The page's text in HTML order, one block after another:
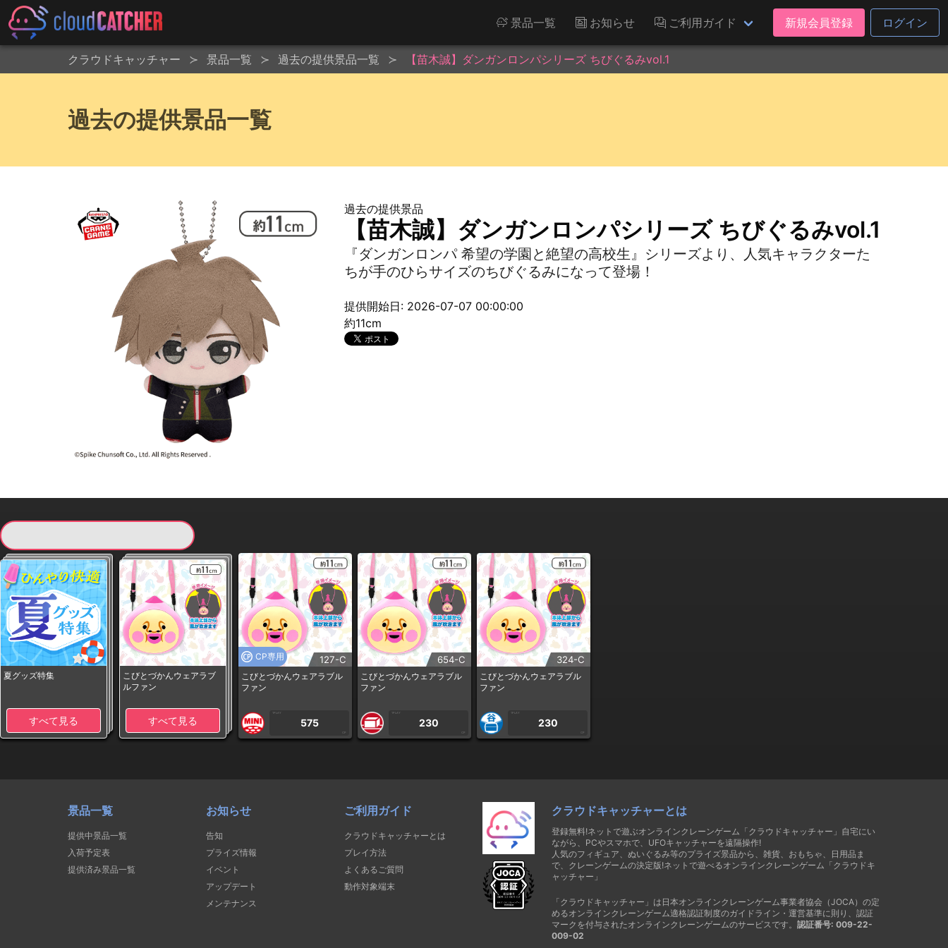
景品一覧 お知らせ ご利用ガイド 新規会員登録 ログイン
クラウドキャッチャー 景品一覧 過去の提供景品一覧 【苗木誠】ダンガンロンパシリーズ ちびぐるみvol.1
過去の提供景品一覧
過去の提供景品
【苗木誠】ダンガンロンパシリーズ ちびぐるみvol.1
『ダンガンロンパ 希望の学園と絶望の高校生』シリーズより、人気キャラクターた
ちが手のひらサイズのちびぐるみになって登場！
提供開始日: 2026-07-07 00:00:00
約11cm
夏グッズ特集
すべて見る
こびとづかんウェアラブ
ルファン
すべて見る
CP専用 127-C
こびとづかんウェアラブル
ファン
1PLAY
575
CP
654-C
こびとづかんウェアラブル
ファン
1PLAY
230
CP
324-C
こびとづかんウェアラブル
ファン
1PLAY
230
CP
景品一覧
提供中景品一覧
入荷予定表
提供済み景品一覧
お知らせ
告知
プライズ情報
イベント
アップデート
メンテナンス
ご利用ガイド
クラウドキャッチャーとは
プレイ方法
よくあるご質問
動作対象端末
クラウドキャッチャーとは
登録無料!ネットで遊ぶオンラインクレーンゲーム「クラウドキャッチャー」自宅にい
ながら、PCやスマホで、UFOキャッチャーを遠隔操作!
人気のフィギュア、ぬいぐるみ等のプライズ景品から、雑貨、おもちゃ、日用品ま
で、クレーンゲームの決定版!ネットで遊べるオンラインクレーンゲーム「クラウドキ
ャッチャー」
「クラウドキャッチャー」は日本オンラインクレーンゲーム事業者協会（JOCA）の定
めるオンラインクレーンゲーム適格認証制度のガイドライン・運営基準に則り、認証
マークを付与されたオンラインクレーンゲームのサービスです。 認証番号: 009-22-
009-02